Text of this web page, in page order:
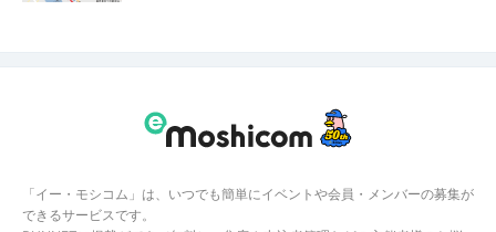
「イー・モシコム」は、いつでも簡単にイベントや会員・メンバーの募集が
できるサービスです。